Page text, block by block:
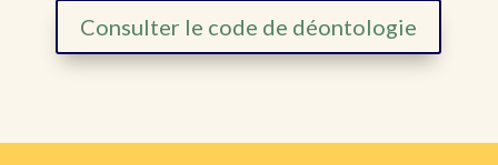
Consulter le code de déontologie